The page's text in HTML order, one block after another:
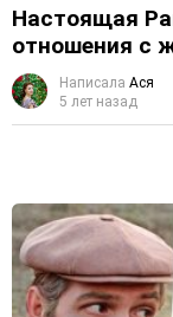
Настоящая
отношения с
Написала Ася
5 лет назад